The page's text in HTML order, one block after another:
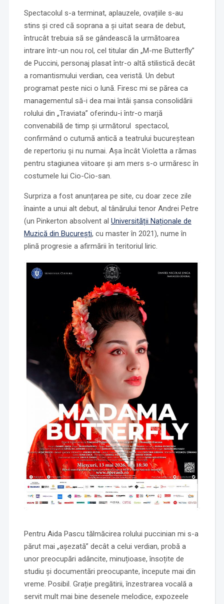
Spectacolul s-a terminat, aplauzele, ovațiile s-au
stins și cred că soprana a și uitat seara de debut,
întrucât trebuia să se gândească la următoarea
intrare într-un nou rol, cel titular din „M-me Butterfly”
de Puccini, personaj plasat într-o altă stilistică decât
a romantismului verdian, cea veristă. Un debut
programat peste nici o lună. Firesc mi se părea ca
managementul să-i dea mai întâi șansa consolidării
rolului din „Traviata” oferindu-i într-o marjă
convenabilă de timp și următorul spectacol,
confirmând o cutumă antică a teatrului bucureștean
de repertoriu și nu numai. Așa încât Violetta a rămas
pentru stagiunea viitoare și am mers s-o urmăresc în
costumele lui Cio-Cio-san.
Surpriza a fost anunțarea pe site, cu doar zece zile
înainte a unui alt debut, al tânărului tenor Andrei Petre
(un Pinkerton absolvent al Universității Naționale de
Muzică din București, cu master în 2021), nume în
plină progresie a afirmării în teritoriul liric.
Pentru Aida Pascu tălmăcirea rolului puccinian mi s-a
părut mai „așezată” decât a celui verdian, probă a
unor preocupări adâncite, minuțioase, însoțite de
studiu și documentări preocupante, începute mai din
vreme. Posibil. Grație pregătirii, înzestrarea vocală a
servit mult mai bine desenele melodice, expozeele